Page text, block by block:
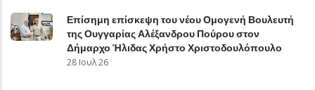
Επίσημη επίσκεψη του νέου Ομογενή Βουλευτή
της Ουγγαρίας Αλέξανδρου Πούρου στον
Δήμαρχο Ήλιδας Χρήστο Χριστοδουλόπουλο
28 Ιουλ 26